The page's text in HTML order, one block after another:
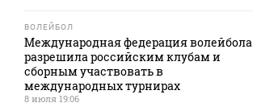
ВОЛЕЙБОЛ
Международная федерация волейбола
разрешила российским клубам и
сборным участвовать в
международных турнирах
8 июля 19:06